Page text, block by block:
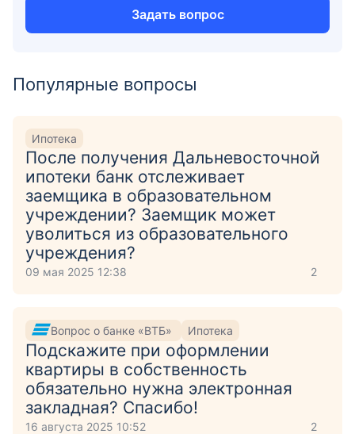
Задать вопрос
Популярные вопросы
Ипотека
После получения Дальневосточной
ипотеки банк отслеживает
заемщика в образовательном
учреждении? Заемщик может
уволиться из образовательного
учреждения?
09 мая 2025 12:38 2
Вопрос о банке «ВТБ» Ипотека
Подскажите при оформлении
квартиры в собственность
обязательно нужна электронная
закладная? Спасибо!
16 августа 2025 10:52 2